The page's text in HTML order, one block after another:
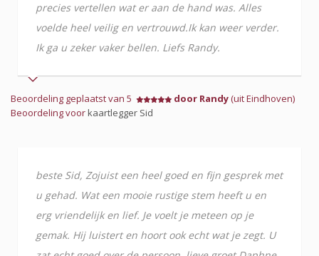
precies vertellen wat er aan de hand was. Alles
voelde heel veilig en vertrouwd.Ik kan weer verder.
Ik ga u zeker vaker bellen. Liefs Randy.
Beoordeling geplaatst van 5 door Randy(uit Eindhoven)
Beoordeling voorkaartlegger Sid
beste Sid, Zojuist een heel goed en fijn gesprek met
u gehad. Wat een mooie rustige stem heeft u en
erg vriendelijk en lief. Je voelt je meteen op je
gemak. Hij luistert en hoort ook echt wat je zegt. U